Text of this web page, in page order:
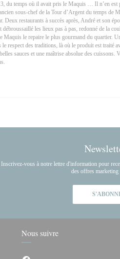
du temps où il avait pris le Maquis … Il n’en est
sous-chef de la Tour d’Argent du temps de
Deux restaurants à succès après, André et son
débroussaillé les lieux pas à pas, redonné de la
Maquis le repaire le plus gourmand du quartier.
respect des traditions, là où le produit est traité
sauces et une maîtrise absolue des cuissons.
NOUVELLE FENÊTRE))
Inscrivez-vous à notre lettre d'information pour
des offres marketing
Nous suivre